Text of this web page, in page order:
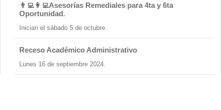
👨‍💻👩‍💻Asesorías Remediales para 4ta y 6ta
Oportunidad.
Inician el sábado 5 de octubre.
Receso Académico Administrativo
Lunes 16 de septiembre 2024.